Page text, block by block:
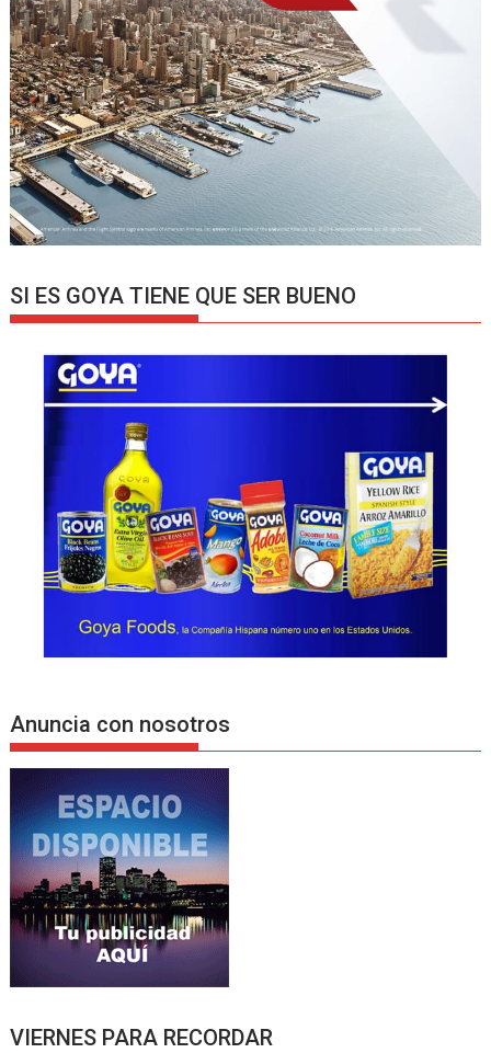
SI ES GOYA TIENE QUE SER BUENO
Anuncia con nosotros
VIERNES PARA RECORDAR